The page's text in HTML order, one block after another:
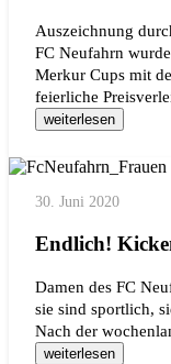
Auszeichnung
FC Neufahrn
Merkur Cups mit
feierliche
weiterlesen
30. Juni 2020
Endlich!
Damen des FC
sie sind sportlich,
Nach der
weiterlesen